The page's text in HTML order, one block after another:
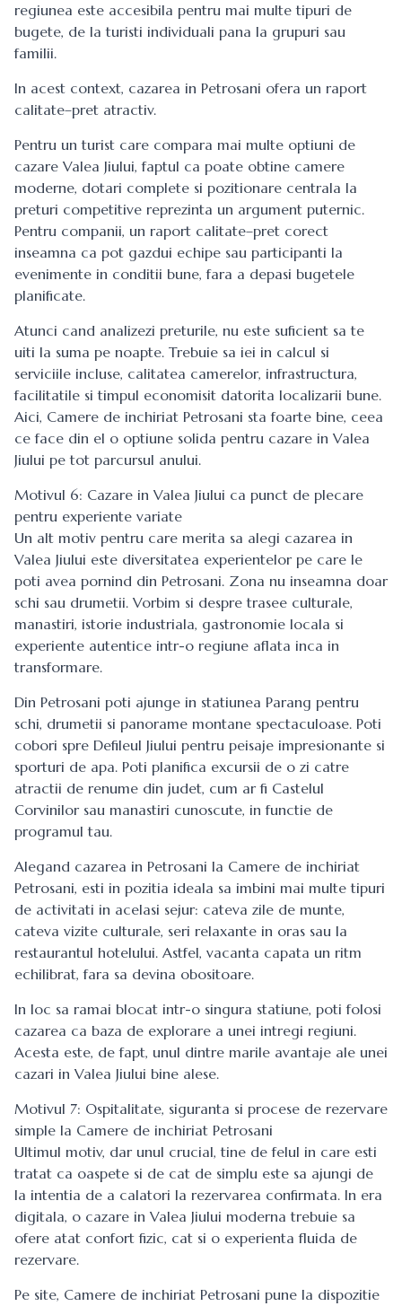
regiunea este accesibila pentru mai multe tipuri de
bugete, de la turisti individuali pana la grupuri sau
familii.
In acest context, cazarea in Petrosani ofera un raport
calitate–pret atractiv.
Pentru un turist care compara mai multe optiuni de
cazare Valea Jiului, faptul ca poate obtine camere
moderne, dotari complete si pozitionare centrala la
preturi competitive reprezinta un argument puternic.
Pentru companii, un raport calitate–pret corect
inseamna ca pot gazdui echipe sau participanti la
evenimente in conditii bune, fara a depasi bugetele
planificate.
Atunci cand analizezi preturile, nu este suficient sa te
uiti la suma pe noapte. Trebuie sa iei in calcul si
serviciile incluse, calitatea camerelor, infrastructura,
facilitatile si timpul economisit datorita localizarii bune.
Aici, Camere de inchiriat Petrosani sta foarte bine, ceea
ce face din el o optiune solida pentru cazare in Valea
Jiului pe tot parcursul anului.
Motivul 6: Cazare in Valea Jiului ca punct de plecare
pentru experiente variate
Un alt motiv pentru care merita sa alegi cazarea in
Valea Jiului este diversitatea experientelor pe care le
poti avea pornind din Petrosani. Zona nu inseamna doar
schi sau drumetii. Vorbim si despre trasee culturale,
manastiri, istorie industriala, gastronomie locala si
experiente autentice intr-o regiune aflata inca in
transformare.
Din Petrosani poti ajunge in statiunea Parang pentru
schi, drumetii si panorame montane spectaculoase. Poti
cobori spre Defileul Jiului pentru peisaje impresionante si
sporturi de apa. Poti planifica excursii de o zi catre
atractii de renume din judet, cum ar fi Castelul
Corvinilor sau manastiri cunoscute, in functie de
programul tau.
Alegand cazarea in Petrosani la Camere de inchiriat
Petrosani, esti in pozitia ideala sa imbini mai multe tipuri
de activitati in acelasi sejur: cateva zile de munte,
cateva vizite culturale, seri relaxante in oras sau la
restaurantul hotelului. Astfel, vacanta capata un ritm
echilibrat, fara sa devina obositoare.
In loc sa ramai blocat intr-o singura statiune, poti folosi
cazarea ca baza de explorare a unei intregi regiuni.
Acesta este, de fapt, unul dintre marile avantaje ale unei
cazari in Valea Jiului bine alese.
Motivul 7: Ospitalitate, siguranta si procese de rezervare
simple la Camere de inchiriat Petrosani
Ultimul motiv, dar unul crucial, tine de felul in care esti
tratat ca oaspete si de cat de simplu este sa ajungi de
la intentia de a calatori la rezervarea confirmata. In era
digitala, o cazare in Valea Jiului moderna trebuie sa
ofere atat confort fizic, cat si o experienta fluida de
rezervare.
Pe site, Camere de inchiriat Petrosani pune la dispozitie